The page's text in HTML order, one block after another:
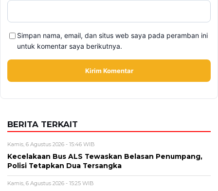
Simpan nama, email, dan situs web saya pada peramban ini
untuk komentar saya berikutnya.
BERITA TERKAIT
Kamis, 6 Agustus 2026 - 15:46 WIB
Kecelakaan Bus ALS Tewaskan Belasan Penumpang,
Polisi Tetapkan Dua Tersangka
Kamis, 6 Agustus 2026 - 15:25 WIB